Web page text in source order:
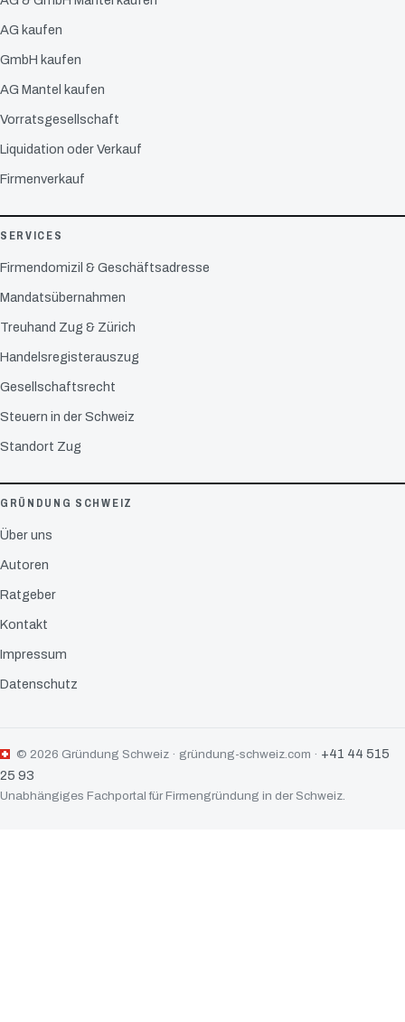
AG kaufen
GmbH kaufen
AG Mantel kaufen
Vorratsgesellschaft
Liquidation oder Verkauf
Firmenverkauf
SERVICES
Firmendomizil & Geschäftsadresse
Mandatsübernahmen
Treuhand Zug & Zürich
Handelsregisterauszug
Gesellschaftsrecht
Steuern in der Schweiz
Standort Zug
GRÜNDUNG SCHWEIZ
Über uns
Autoren
Ratgeber
Kontakt
Impressum
Datenschutz
© 2026 Gründung Schweiz · gründung-schweiz.com · +41 44 515
25 93
Unabhängiges Fachportal für Firmengründung in der Schweiz.